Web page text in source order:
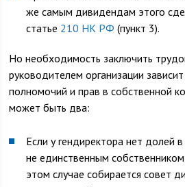
же самым дивидендам этого
статье 210 НК РФ (пункт 3).
Но необходимость заключить
руководителем организации
полномочий и прав в собственной
может быть два:
Если у гендиректора нет долей
не единственным
этом случае собирается совет